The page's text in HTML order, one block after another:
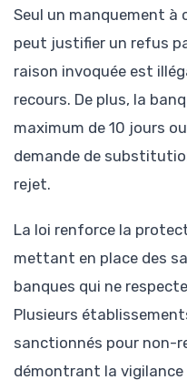
Seul un manquement à
peut justifier un refus
raison invoquée est
recours. De plus, la
maximum de 10 jours
demande de
rejet.
La loi renforce la
mettant en place des
banques qui ne
Plusieurs
sanctionnés pour non-
démontrant la